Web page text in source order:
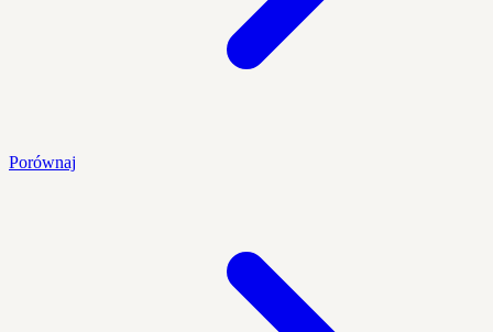
Porównaj